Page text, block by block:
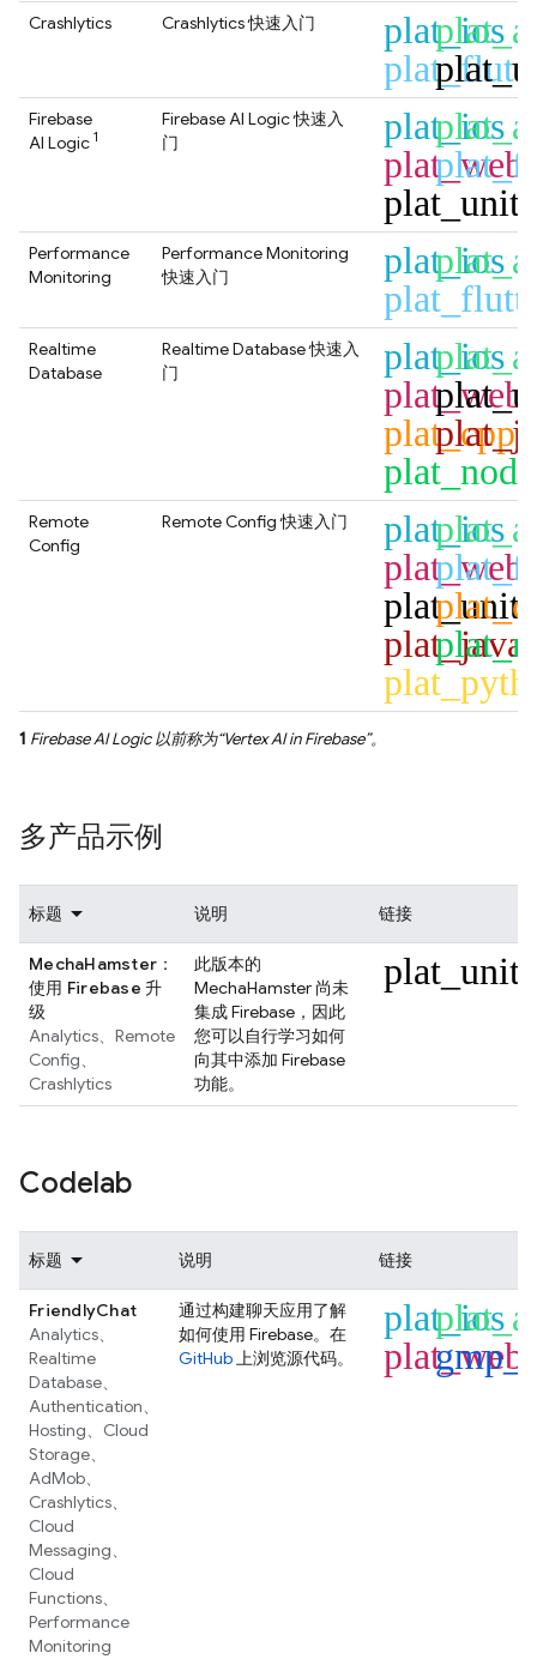
Crashlytics Crashlytics快速入门 plat_ios
Firebase
AI Logic 1
Firebase AI Logic快速入
门
plat_ios
plat_web
Performance
Monitoring
Performance Monitoring
快速入门
plat_ios
Realtime
Database
Realtime Database快速入
门
plat_ios
plat_web
plat_cpp
plat_node
Remote
Config
Remote Config快速入门 plat_ios
plat_web
plat_java
1 Firebase AI Logic以前称为“Vertex AI in Firebase”。
多产品示例
标题 说明 链接
MechaHamster：
使用 Firebase 升
级
Analytics、 Remote
Config、
Crashlytics
此版本的
MechaHamster 尚未
集成 Firebase，因此
您可以自行学习如何
向其中添加 Firebase
功能。
Codelab
标题 说明 链接
FriendlyChat
Analytics、
Realtime
Database、
Authentication、
Hosting、 Cloud
Storage、
AdMob、
Crashlytics、
Cloud
Messaging、
Cloud
Functions、
Performance
Monitoring
通过构建聊天应用了解
如何使用 Firebase。在
GitHub上浏览源代码。
plat_ios
plat_web